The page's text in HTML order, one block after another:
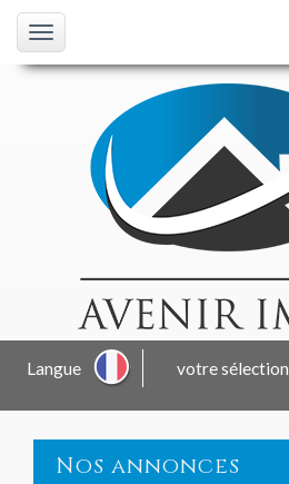
Langue votre sélection
Nos annonces